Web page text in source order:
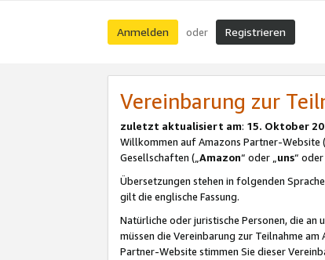
Anmelden oder Registrieren
Vereinbarung zur
zuletzt aktualisiert am: 15. Oktober
Willkommen auf Amazons Partner-Website
Gesellschaften („Amazon“ oder „uns“
Übersetzungen stehen in folgenden
gilt die englische Fassung.
Natürliche oder juristische Personen, die
müssen die Vereinbarung zur Teilnahme
Partner-Website stimmen Sie dieser